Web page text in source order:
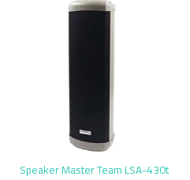
Speaker Master Team LSA-430t